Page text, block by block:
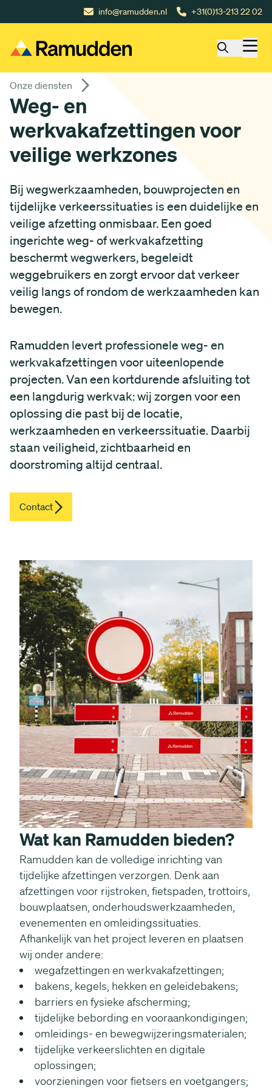
Gå till huvudinnehåll info@ramudden.nl +31(0)13-213 22 02
Onze diensten
Weg- en
werkvakafzettingen voor
veilige werkzones
Bij wegwerkzaamheden, bouwprojecten en
tijdelijke verkeerssituaties is een duidelijke en
veilige afzetting onmisbaar. Een goed
ingerichte weg- of werkvakafzetting
beschermt wegwerkers, begeleidt
weggebruikers en zorgt ervoor dat verkeer
veilig langs of rondom de werkzaamheden kan
bewegen.
Ramudden levert professionele weg- en
werkvakafzettingen voor uiteenlopende
projecten. Van een kortdurende afsluiting tot
een langdurig werkvak: wij zorgen voor een
oplossing die past bij de locatie,
werkzaamheden en verkeerssituatie. Daarbij
staan veiligheid, zichtbaarheid en
doorstroming altijd centraal.
Contact
Wat kan Ramudden bieden?
Ramudden kan de volledige inrichting van
tijdelijke afzettingen verzorgen. Denk aan
afzettingen voor rijstroken, fietspaden, trottoirs,
bouwplaatsen, onderhoudswerkzaamheden,
evenementen en omleidingssituaties.
Afhankelijk van het project leveren en plaatsen
wij onder andere:
wegafzettingen en werkvakafzettingen;
bakens, kegels, hekken en geleidebakens;
barriers en fysieke afscherming;
tijdelijke bebording en vooraankondigingen;
omleidings- en bewegwijzeringsmaterialen;
tijdelijke verkeerslichten en digitale
oplossingen;
voorzieningen voor fietsers en voetgangers;